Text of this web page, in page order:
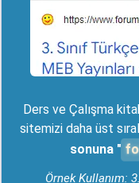
Ders ve Çalışma
sitemizi daha üst
sonuna "
Örnek Kullanım: